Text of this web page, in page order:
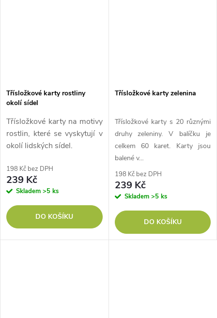
Třísložkové karty rostliny
okolí sídel
Třísložkové karty na motivy
rostlin, které se vyskytují v
okolí lidských sídel.
198 Kč bez DPH
239 Kč
Skladem >5 ks
DO KOŠÍKU
Třísložkové karty zelenina
Třísložkové karty s 20 různými
druhy zeleniny. V balíčku je
celkem 60 karet. Karty jsou
balené v…
198 Kč bez DPH
239 Kč
Skladem >5 ks
DO KOŠÍKU